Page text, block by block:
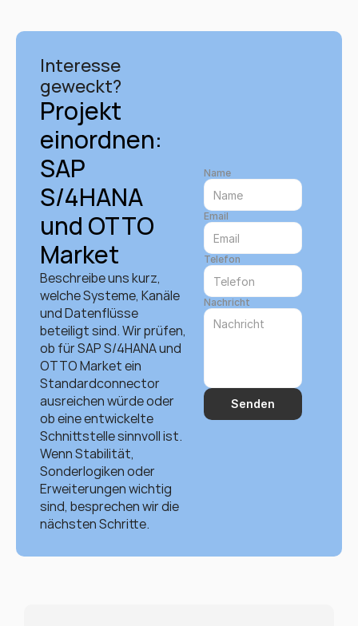
Interesse
geweckt?
Projekt
einordnen:
SAP
S/4HANA
und OTTO
Market
Beschreibe uns kurz,
welche Systeme, Kanäle
und Datenflüsse
beteiligt sind. Wir prüfen,
ob für SAP S/4HANA und
OTTO Market ein
Standardconnector
ausreichen würde oder
ob eine entwickelte
Schnittstelle sinnvoll ist.
Wenn Stabilität,
Sonderlogiken oder
Erweiterungen wichtig
sind, besprechen wir die
nächsten Schritte.
Name
Email
Telefon
Nachricht
Senden